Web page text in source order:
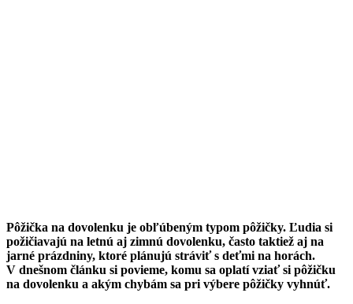
Pôžička na dovolenku je obľúbeným typom pôžičky. Ľudia si
požičiavajú na letnú aj zimnú dovolenku, často taktiež aj na
jarné prázdniny, ktoré plánujú stráviť s deťmi na horách.
V dnešnom článku si povieme, komu sa oplatí vziať si pôžičku
na dovolenku a akým chybám sa pri výbere pôžičky vyhnúť.